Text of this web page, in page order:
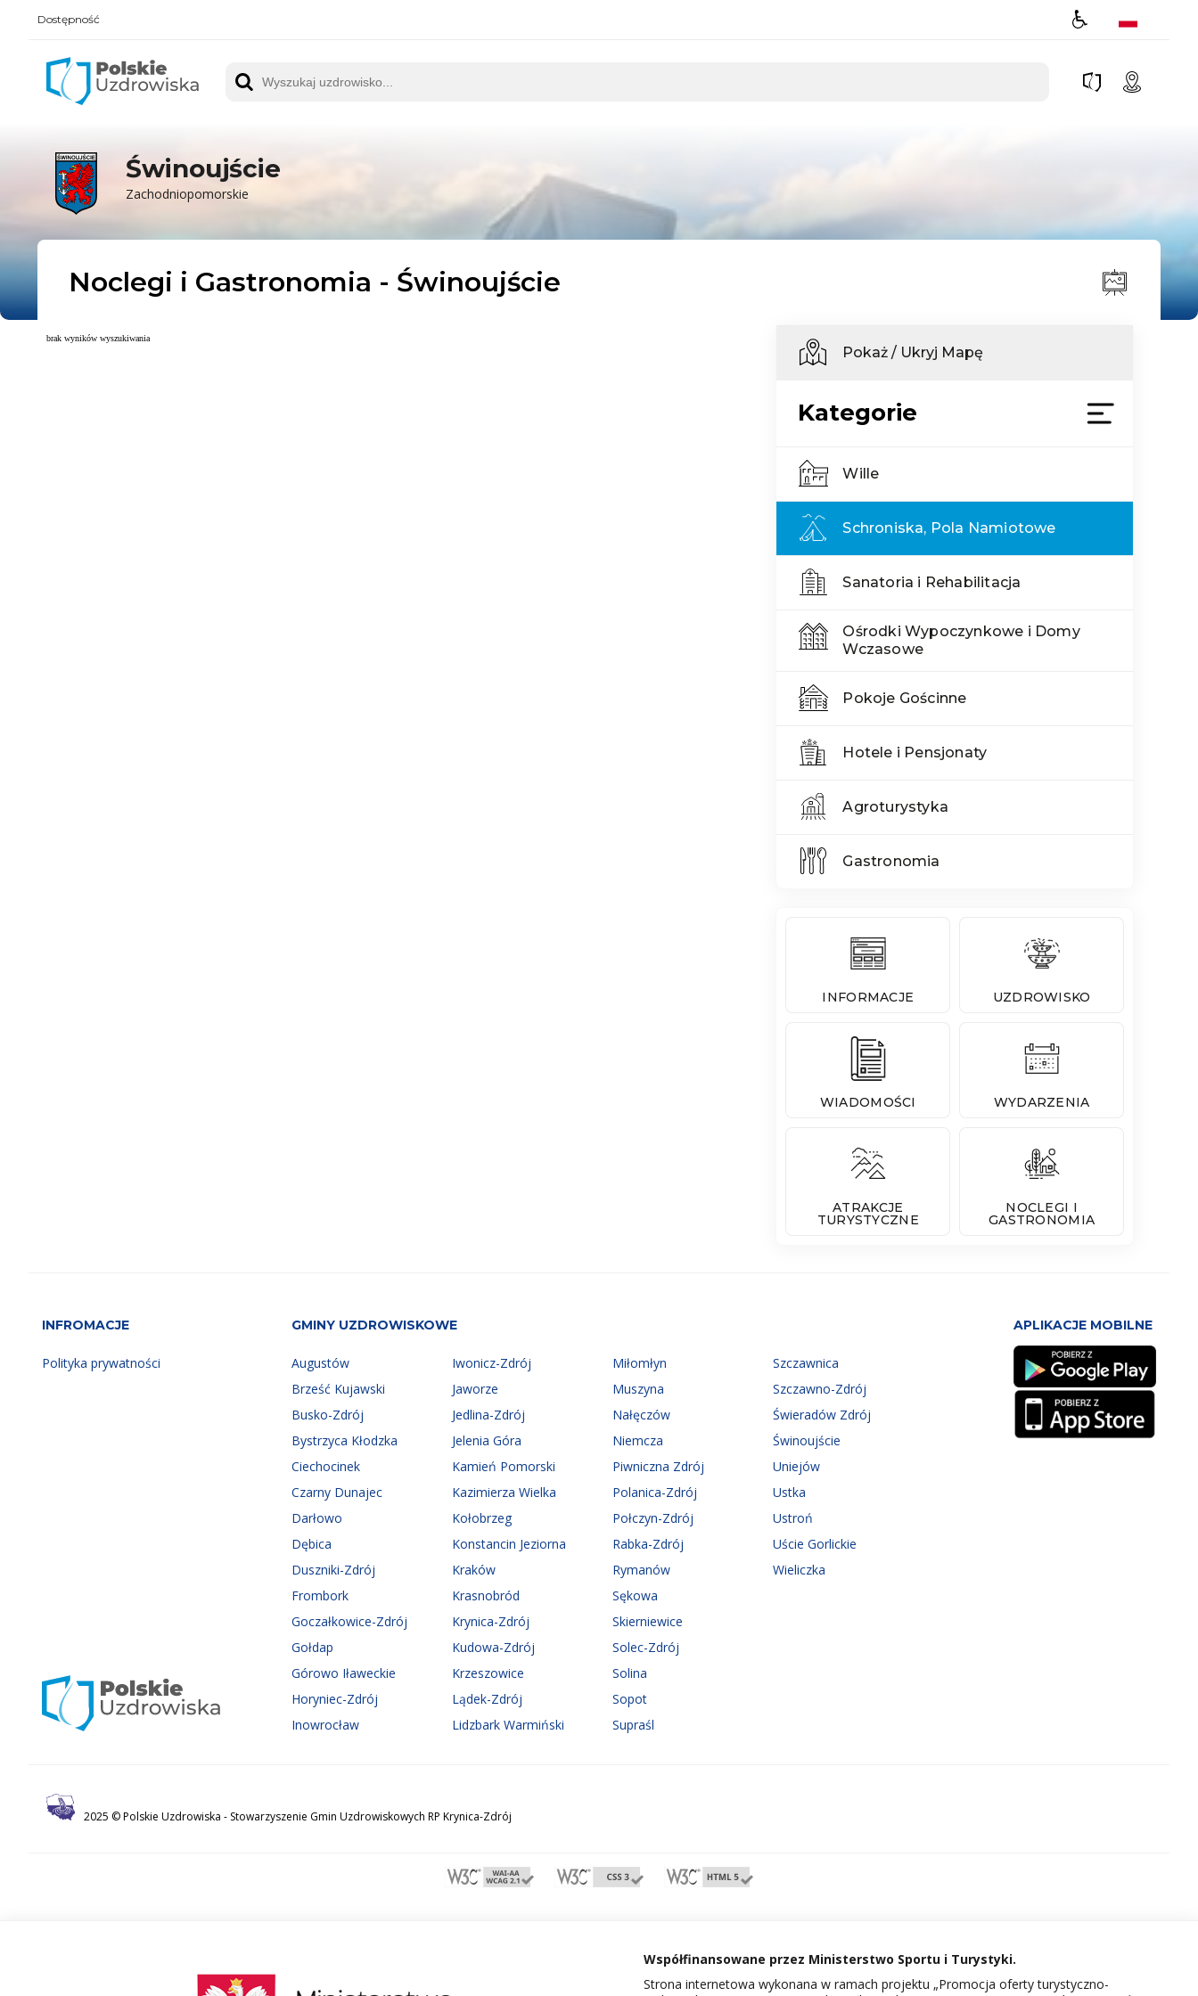
Dostępność
Świnoujście
Zachodniopomorskie
Noclegi i Gastronomia - Świnoujście
Pokaż / Ukryj Mapę
Kategorie
Wille
Schroniska, Pola Namiotowe
Sanatoria i Rehabilitacja
Ośrodki Wypoczynkowe i Domy
Wczasowe
Pokoje Gościnne
Hotele i Pensjonaty
Agroturystyka
Gastronomia
INFORMACJE UZDROWISKO
WIADOMOŚCI WYDARZENIA
ATRAKCJE
TURYSTYCZNE
NOCLEGI I
GASTRONOMIA
brak wyników wyszukiwania
INFROMACJE
Polityka prywatności
GMINY UZDROWISKOWE
Augustów
Brześć Kujawski
Busko-Zdrój
Bystrzyca Kłodzka
Ciechocinek
Czarny Dunajec
Darłowo
Dębica
Duszniki-Zdrój
Frombork
Goczałkowice-Zdrój
Gołdap
Górowo Iławeckie
Horyniec-Zdrój
Inowrocław
Iwonicz-Zdrój
Jaworze
Jedlina-Zdrój
Jelenia Góra
Kamień Pomorski
Kazimierza Wielka
Kołobrzeg
Konstancin Jeziorna
Kraków
Krasnobród
Krynica-Zdrój
Kudowa-Zdrój
Krzeszowice
Lądek-Zdrój
Lidzbark Warmiński
Miłomłyn
Muszyna
Nałęczów
Niemcza
Piwniczna Zdrój
Polanica-Zdrój
Połczyn-Zdrój
Rabka-Zdrój
Rymanów
Sękowa
Skierniewice
Solec-Zdrój
Solina
Sopot
Supraśl
Szczawnica
Szczawno-Zdrój
Świeradów Zdrój
Świnoujście
Uniejów
Ustka
Ustroń
Uście Gorlickie
Wieliczka
APLIKACJE MOBILNE
2025 © Polskie Uzdrowiska - Stowarzyszenie Gmin Uzdrowiskowych RP Krynica-Zdrój
Współfinansowane przez Ministerstwo Sportu i Turystyki.
Strona internetowa wykonana w ramach projektu „Promocja oferty turystyczno-